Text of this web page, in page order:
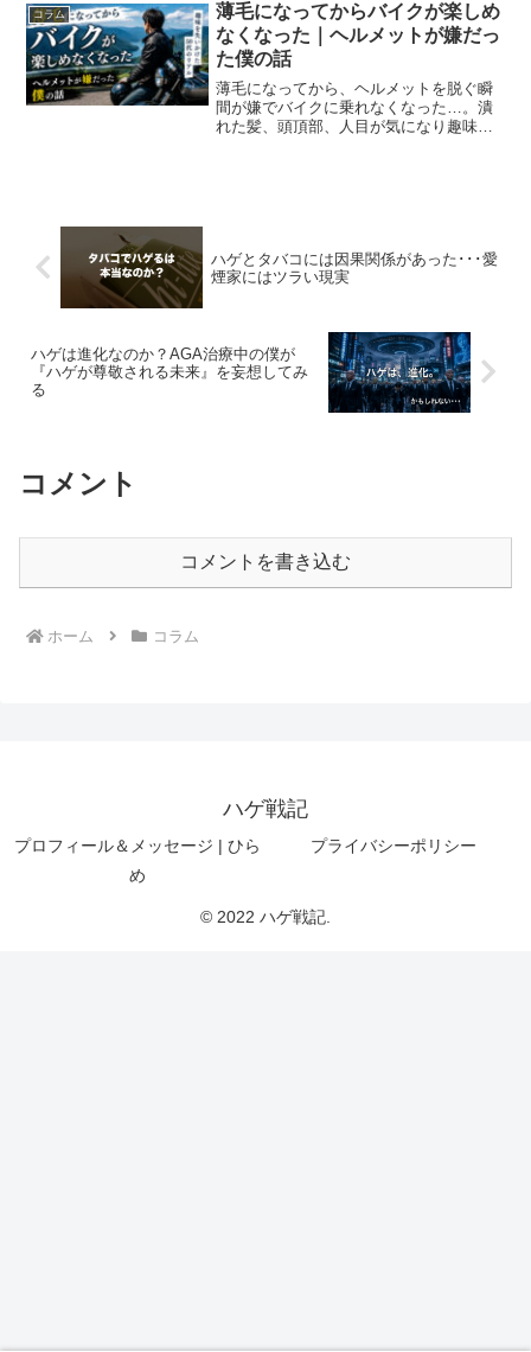
コラム
薄毛になってからバイクが楽しめ
なくなった｜ヘルメットが嫌だっ
た僕の話
薄毛になってから、ヘルメットを脱ぐ瞬
間が嫌でバイクに乗れなくなった…。潰
れた髪、頭頂部、人目が気になり趣味ま
ハゲとタバコには因果関係があった･･･愛
煙家にはツラい現実
ハゲは進化なのか？AGA治療中の僕が
『ハゲが尊敬される未来』を妄想してみ
る
コメント
コメントを書き込む
ホーム コラム
ハゲ戦記
プロフィール＆メッセージ | ひら
め
プライバシーポリシー
© 2022 ハゲ戦記.